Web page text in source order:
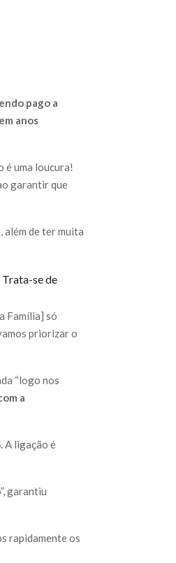
pago a
anos
é uma loucura!
garantir que
além de ter muita
Trata-se de
Família] só
priorizar o
“logo nos
a
A ligação é
garantiu
rapidamente os